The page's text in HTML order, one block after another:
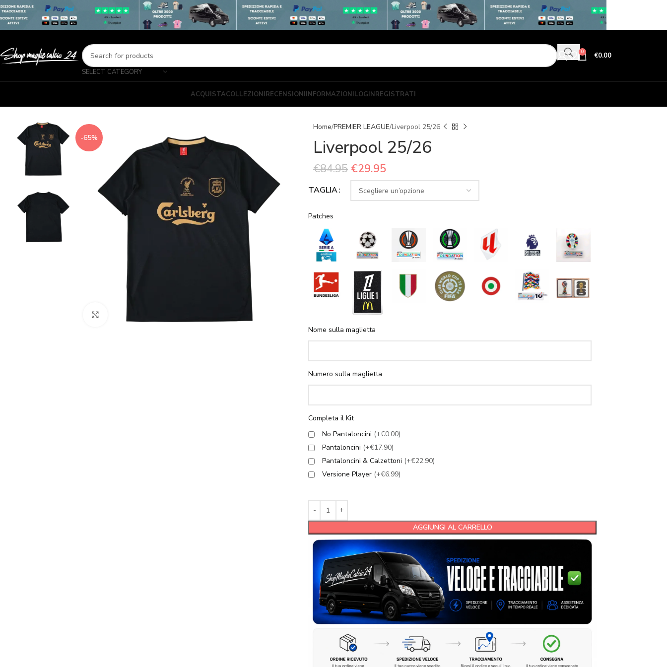
SELECT CATEGORY
0 €0.00
ACQUISTACOLLEZIONIRECENSIONIINFORMAZIONILOGINREGISTRATI
-65%
Click to enlarge
Home PREMIER LEAGUE Liverpool 25/26
Liverpool 25/26
€84.95 €29.95
TAGLIA
Patches
Nome sulla maglietta
Numero sulla maglietta
Completa il Kit
No Pantaloncini (+€0.00)
Pantaloncini (+€17.90)
Pantaloncini & Calzettoni (+€22.90)
Versione Player (+€6.99)
AGGIUNGI AL CARRELLO